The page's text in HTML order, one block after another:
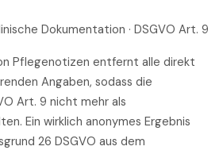
Dokumentation · DSGVO Art. 9
Pflegenotizen entfernt alle direkt
Angaben, sodass die
Art. 9 nicht mehr als
Ein wirklich anonymes Ergebnis
26 DSGVO aus dem